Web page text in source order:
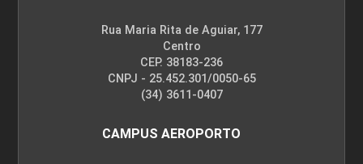
Rua Maria Rita de Aguiar, 177
Centro
CEP. 38183-236
CNPJ - 25.452.301/0050-65
(34) 3611-0407
CAMPUS AEROPORTO